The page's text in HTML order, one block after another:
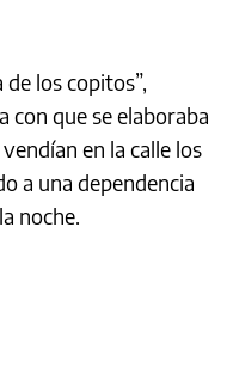
los copitos”,
con que se elaboraba
en la calle los
a una dependencia
noche.